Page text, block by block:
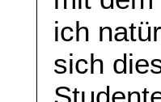
ich
sich